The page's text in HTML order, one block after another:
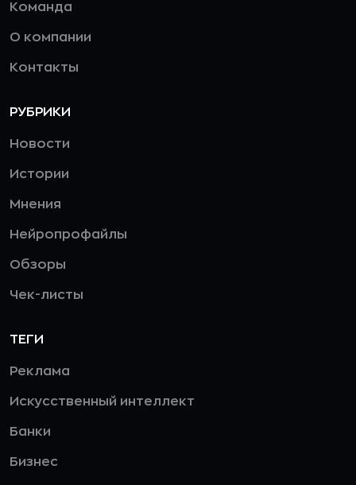
Команда
О компании
Контакты
РУБРИКИ
Новости
Истории
Мнения
Нейропрофайлы
Обзоры
Чек-листы
ТЕГИ
Реклама
Искусственный интеллект
Банки
Бизнес